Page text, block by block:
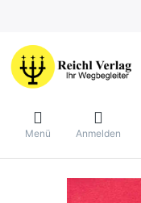
Menü Anmelden